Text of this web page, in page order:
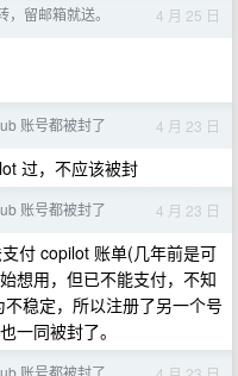
，留邮箱就送。 4 月 25 日
账号都被封了 4 月 23 日
过，不应该被封
账号都被封了 4 月 23 日
付 copilot 账单(几年前是可
想用，但已不能支付，不知
稳定，所以注册了另一个号
一同被封了。
账号都被封了